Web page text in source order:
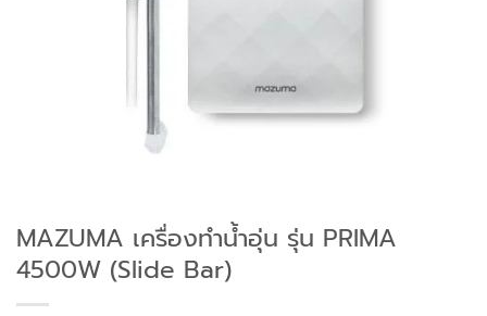
MAZUMA เครื่องทำน้ำอุ่น รุ่น PRIMA
4500W (Slide Bar)